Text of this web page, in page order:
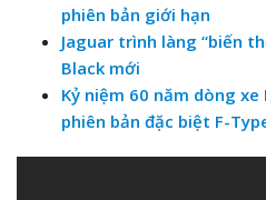
phiên bản giới hạn
Jaguar trình làng “biến
Black mới
Kỷ niệm 60 năm dòng xe
phiên bản đặc biệt F-